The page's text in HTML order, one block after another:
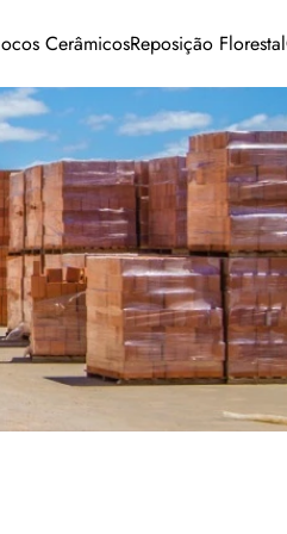
CerâmicosReposição Florestal